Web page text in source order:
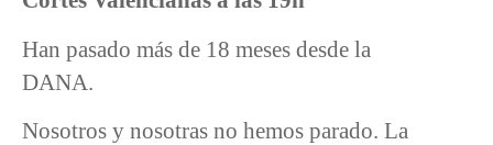
Han pasado más de 18 meses desde la
DANA.
Nosotros y nosotras no hemos parado. La